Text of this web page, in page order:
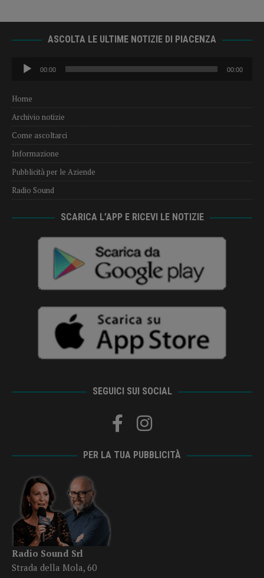
ASCOLTA LE ULTIME NOTIZIE DI PIACENZA
Audio
Player
00:00 00:00
Home
Archivio notizie
Come ascoltarci
Informazione
Pubblicità per le Aziende
Radio Sound
SCARICA L’APP E RICEVI LE NOTIZIE
SEGUICI SUI SOCIAL
PER LA TUA PUBBLICITÀ
Radio Sound Srl
Strada della Mola, 60